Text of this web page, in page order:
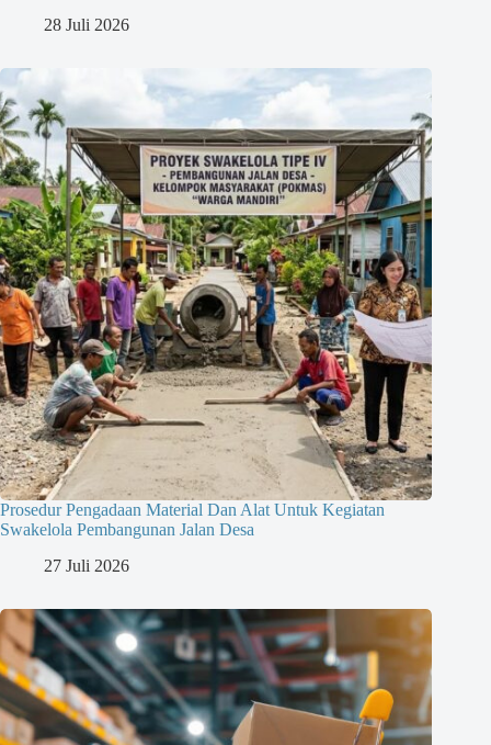
28 Juli 2026
Prosedur Pengadaan Material Dan Alat Untuk Kegiatan
Swakelola Pembangunan Jalan Desa
27 Juli 2026